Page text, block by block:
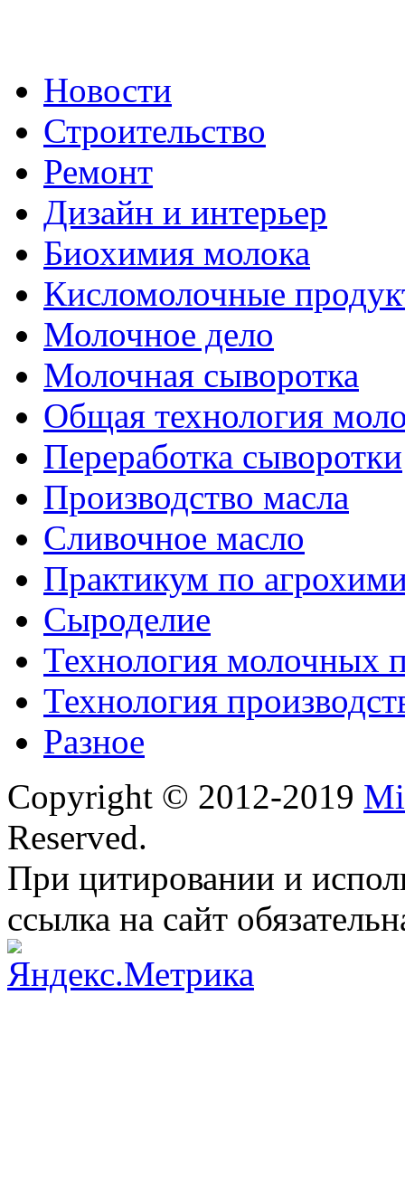
Новости
Строительство
Ремонт
Дизайн и интерьер
Биохимия молока
Кисломолочные
Молочное дело
Молочная сыворотка
Общая технология
Переработка сыворотки
Производство масла
Сливочное масло
Практикум по
Сыроделие
Технология молочных
Технология
Разное
Copyright © 2012-2019
Reserved.
При цитировании и
ссылка на сайт